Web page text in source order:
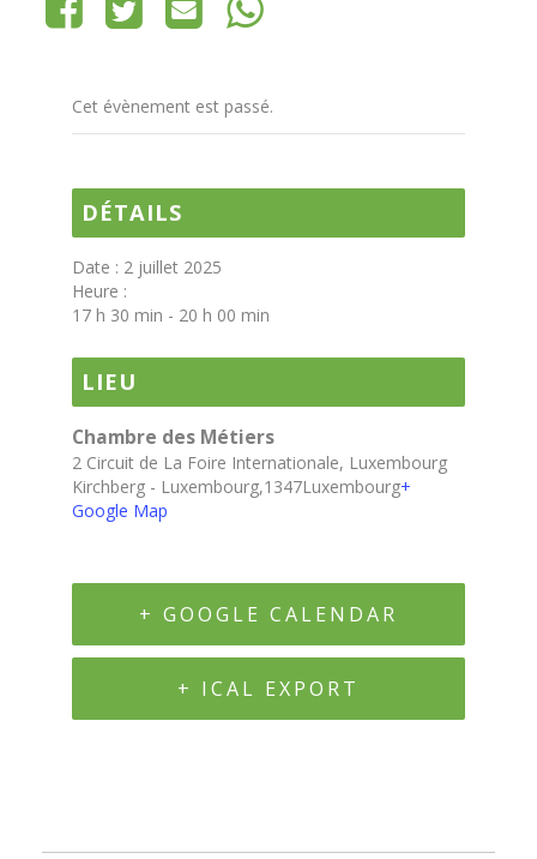
Cet évènement est passé.
DÉTAILS
Date : 2 juillet 2025
Heure :
17 h 30 min - 20 h 00 min
LIEU
Chambre des Métiers
2 Circuit de La Foire Internationale, Luxembourg
Kirchberg - Luxembourg,1347Luxembourg+
Google Map
+ GOOGLE CALENDAR
+ ICAL EXPORT